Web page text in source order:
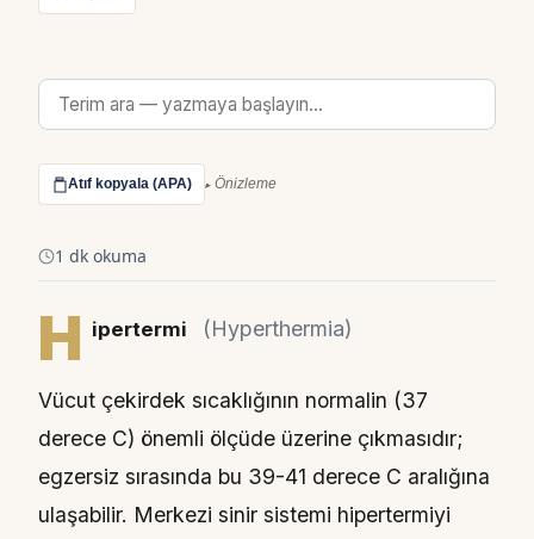
Atıf kopyala (APA) Önizleme
1 dk okuma
H ipertermi (Hyperthermia)
Vücut çekirdek sıcaklığının normalin (37
derece C) önemli ölçüde üzerine çıkmasıdır;
egzersiz sırasında bu 39-41 derece C aralığına
ulaşabilir. Merkezi sinir sistemi hipertermiyi